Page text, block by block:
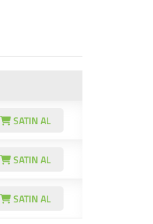
SATIN AL
SATIN AL
SATIN AL